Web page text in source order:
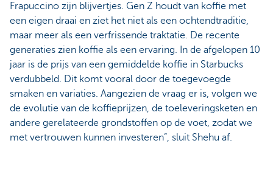
Frapuccino zijn blijvertjes. Gen Z houdt van koffie met
een eigen draai en ziet het niet als een ochtendtraditie,
maar meer als een verfrissende traktatie. De recente
generaties zien koffie als een ervaring. In de afgelopen 10
jaar is de prijs van een gemiddelde koffie in Starbucks
verdubbeld. Dit komt vooral door de toegevoegde
smaken en variaties. Aangezien de vraag er is, volgen we
de evolutie van de koffieprijzen, de toeleveringsketen en
andere gerelateerde grondstoffen op de voet, zodat we
met vertrouwen kunnen investeren”, sluit Shehu af.